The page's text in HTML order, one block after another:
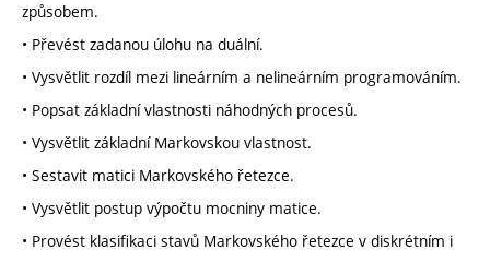
způsobem.
• Převést zadanou úlohu na duální.
• Vysvětlit rozdíl mezi lineárním a nelineárním programováním.
• Popsat základní vlastnosti náhodných procesů.
• Vysvětlit základní Markovskou vlastnost.
• Sestavit matici Markovského řetezce.
• Vysvětlit postup výpočtu mocniny matice.
• Provést klasifikaci stavů Markovského řetezce v diskrétním i